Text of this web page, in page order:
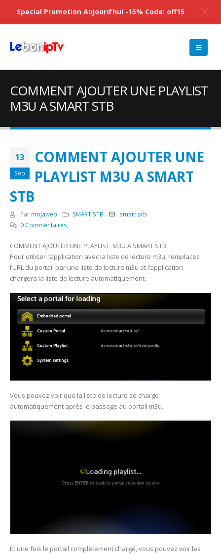
COMMENT AJOUTER UNE PLAYLIST
M3U A SMART STB
13
Sep
COMMENT AJOUTER UNE
PLAYLIST M3U A SMART
STB
Par mojaweb SMART STB
smart stb
0 Commentaires
COMMENT AJOUTER UNE PLAYLIST M3U A SMART STB
Pour utiliser l’application avec la liste de lecture m3u, remplacez
l’URL du portail par une liste de lecture m3u et l’application
chargera la liste de lecture automatiquement.
Vous pouvez voir que la liste de lecture se charge
automatiquement après le passage au portail m3u.
Et une fois le portail complètement chargé, vous pouvez voir les
Special Promotion Aujourd’hui -15% Code: off15